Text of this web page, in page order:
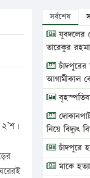
সর্বশেষ
যুবদলের
তারেকুর
চাঁদপুরের
আগামীকাল
নিয়ে বিদ্যুৎ
চাঁদপুরে
মাকে